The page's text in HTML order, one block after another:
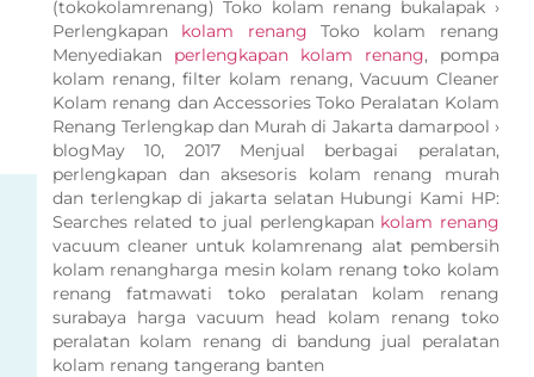
(tokokolamrenang) Toko kolam renang bukalapak ›
Perlengkapan kolam renang Toko kolam renang
Menyediakan perlengkapan kolam renang, pompa
kolam renang, filter kolam renang, Vacuum Cleaner
Kolam renang dan Accessories Toko Peralatan Kolam
Renang Terlengkap dan Murah di Jakarta damarpool ›
blogMay 10, 2017 Menjual berbagai peralatan,
perlengkapan dan aksesoris kolam renang murah
dan terlengkap di jakarta selatan Hubungi Kami HP:
Searches related to jual perlengkapan kolam renang
vacuum cleaner untuk kolamrenang alat pembersih
kolam renangharga mesin kolam renang toko kolam
renang fatmawati toko peralatan kolam renang
surabaya harga vacuum head kolam renang toko
peralatan kolam renang di bandung jual peralatan
kolam renang tangerang banten